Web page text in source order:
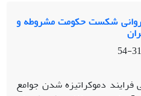
روانی شکست حکومت مشروطه و
31-54
دموکراتیزه شدن جوامع